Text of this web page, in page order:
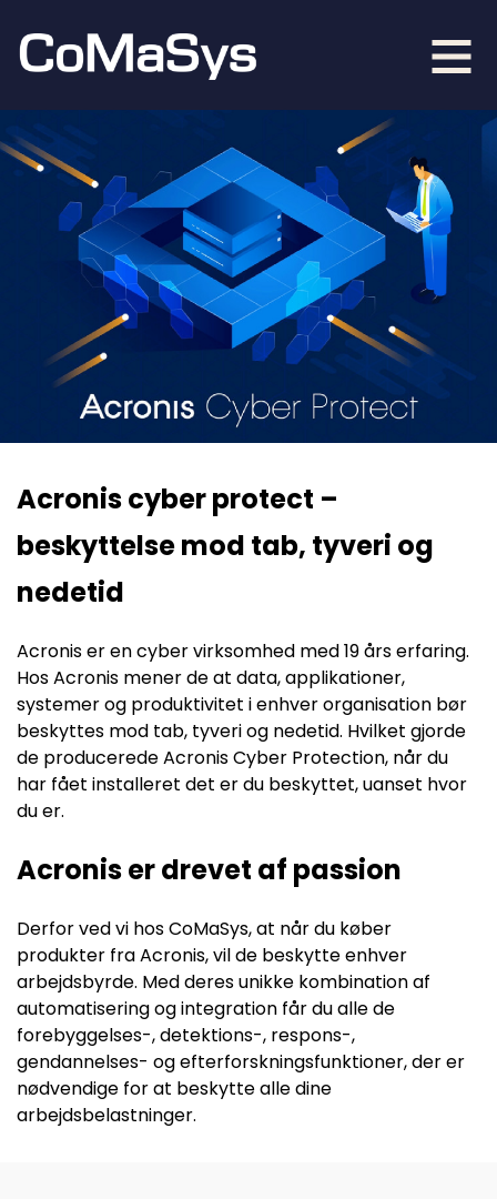
Acronis cyber protect –
beskyttelse mod tab, tyveri og
nedetid
Acronis er en cyber virksomhed med 19 års erfaring.
Hos Acronis mener de at data, applikationer,
systemer og produktivitet i enhver organisation bør
beskyttes mod tab, tyveri og nedetid. Hvilket gjorde
de producerede Acronis Cyber Protection, når du
har fået installeret det er du beskyttet, uanset hvor
du er.
Acronis er drevet af passion
Derfor ved vi hos CoMaSys, at når du køber
produkter fra Acronis, vil de beskytte enhver
arbejdsbyrde. Med deres unikke kombination af
automatisering og integration får du alle de
forebyggelses-, detektions-, respons-,
gendannelses- og efterforskningsfunktioner, der er
nødvendige for at beskytte alle dine
arbejdsbelastninger.